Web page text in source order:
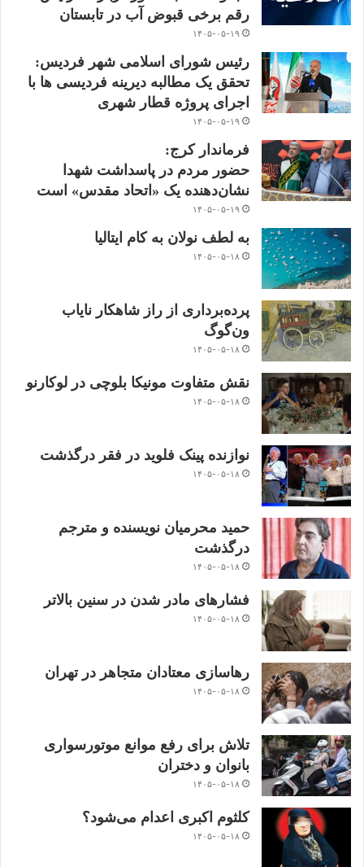
رقم برخی قبوض آب در تابستان
۱۴۰۵-۰۵-۱۹
رئیس شورای اسلامی شهر فردیس:
تحقق یک مطالبه دیرینه فردیسی ها با
اجرای پروژه قطار شهری
۱۴۰۵-۰۵-۱۹
فرماندار کرج:
حضور مردم در پاسداشت شهدا
نشان‌دهنده یک «اتحاد مقدس» است
۱۴۰۵-۰۵-۱۹
به لطف نولان به کام ایتالیا
۱۴۰۵-۰۵-۱۸
پرده‌برداری از راز شاهکار نایاب
ون‌گوگ
۱۴۰۵-۰۵-۱۸
نقش متفاوت مونیکا بلوچی در لوکارنو
۱۴۰۵-۰۵-۱۸
نوازنده پینک فلوید در فقر درگذشت
۱۴۰۵-۰۵-۱۸
حمید محرمیان نویسنده و مترجم
درگذشت
۱۴۰۵-۰۵-۱۸
فشارهای مادر شدن در سنین بالاتر
۱۴۰۵-۰۵-۱۸
رهاسازی معتادان متجاهر در تهران
۱۴۰۵-۰۵-۱۸
تلاش برای رفع موانع موتورسواری
بانوان و دختران
۱۴۰۵-۰۵-۱۸
کلثوم اکبری اعدام می‌شود؟
۱۴۰۵-۰۵-۱۸